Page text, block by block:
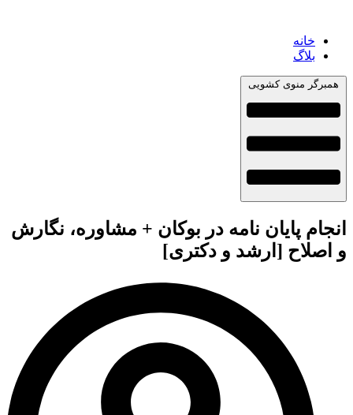
خانه
بلاگ
همبرگر منوی کشویی
انجام پایان نامه در بوکان + مشاوره، نگارش
و اصلاح [ارشد و دکتری]